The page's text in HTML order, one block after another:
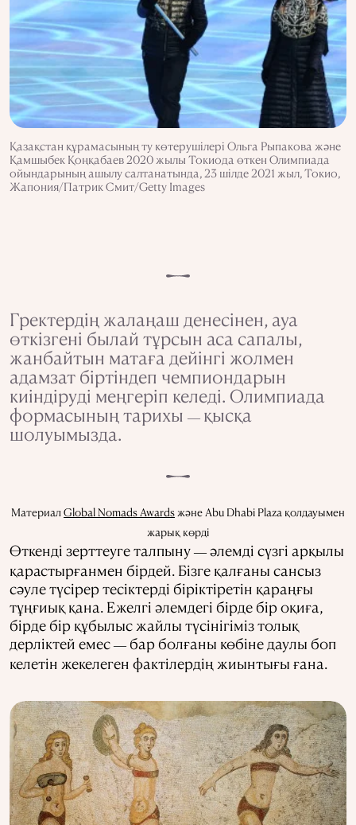
Қазақстан құрамасының ту көтерушілері Ольга Рыпакова және
Қамшыбек Қоңқабаев 2020 жылы Токиода өткен Олимпиада
ойындарының ашылу салтанатында, 23 шілде 2021 жыл, Токио,
Жапония/Патрик Смит/Getty Images
Гректердің жалаңаш денесінен, ауа
өткізгені былай тұрсын аса сапалы,
жанбайтын матаға дейінгі жолмен
адамзат біртіндеп чемпиондарын
киіндіруді меңгеріп келеді. Олимпиада
формасының тарихы — қысқа
шолуымызда.
МатериалGlobal Nomads Awards және Abu Dhabi Plaza қолдауымен
жарық көрді
Өткенді зерттеуге талпыну — әлемді сүзгі арқылы
қарастырғанмен бірдей. Бізге қалғаны сансыз
сәуле түсірер тесіктерді біріктіретін қараңғы
тұңғиық қана. Ежелгі әлемдегі бірде бір оқиға,
бірде бір құбылыс жайлы түсінігіміз толық
дерліктей емес — бар болғаны көбіне даулы боп
келетін жекелеген фактілердің жиынтығы ғана.